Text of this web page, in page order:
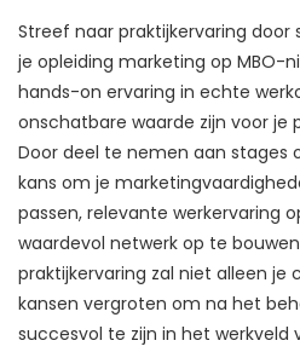
Streef naar praktijkervaring
je opleiding marketing op MBO-
hands-on ervaring in echte
onschatbare waarde zijn voor je
Door deel te nemen aan stages
kans om je
passen, relevante werkervaring
waardevol netwerk op te
praktijkervaring zal niet alleen je
kansen vergroten om na het
succesvol te zijn in het werkveld